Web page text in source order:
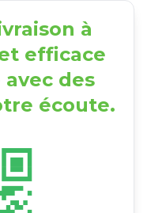
à
efficace
des
écoute.